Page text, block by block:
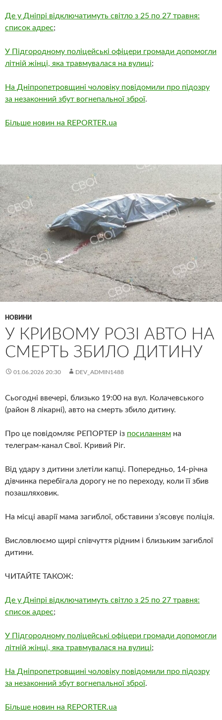
Де у Дніпрі відключатимуть світло з 25 по 27 травня:
список адрес;
У Підгородному поліцейські офіцери громади допомогли
літній жінці, яка травмувалася на вулиці;
На Дніпропетровщині чоловіку повідомили про підозру
за незаконний збут вогнепальної зброї.
Більше новин на REPORTER.ua
НОВИНИ
У КРИВОМУ РОЗІ АВТО НА
СМЕРТЬ ЗБИЛО ДИТИНУ
01.06.2026 20:30 DEV_ADMIN1488
Сьогодні ввечері, близько 19:00 на вул. Колачевського
(район 8 лікарні), авто на смерть збило дитину.
Про це повідомляє РЕПОРТЕР із посиланням на
телеграм-канал Свої. Кривий Ріг.
Від удару з дитини злетіли капці. Попередньо, 14-річна
дівчинка перебігала дорогу не по переходу, коли її збив
позашляховик.
На місці аварії мама загиблої, обставини з’ясовує поліція.
Висловлюємо щирі співчуття рідним і близьким загиблої
дитини.
ЧИТАЙТЕ ТАКОЖ:
Де у Дніпрі відключатимуть світло з 25 по 27 травня:
список адрес;
У Підгородному поліцейські офіцери громади допомогли
літній жінці, яка травмувалася на вулиці;
На Дніпропетровщині чоловіку повідомили про підозру
за незаконний збут вогнепальної зброї.
Більше новин на REPORTER.ua